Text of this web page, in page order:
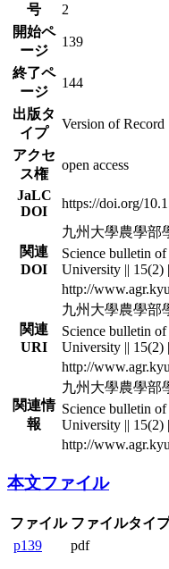
号
2
開始ペ
ージ
139
終了ペ
ージ
144
出版タ
イプ
Version of Record
アクセ
ス権
open access
JaLC
DOI
https://doi.org/
関連
DOI
九州大學農學部
Science bulletin
University || 15(2)
http://
関連
URI
九州大學農學部
Science bulletin
University || 15(2)
http://
関連情
報
九州大學農學部
Science bulletin
University || 15(2)
http://
本文ファイル
ファイル ファイルタイ
p139
pdf